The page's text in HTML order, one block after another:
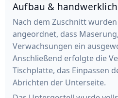
Aufbau &
Nach dem Zuschnitt
angeordnet, dass
Verwachsungen ein
Anschließend erfolgte die
Tischplatte, das Einpassen
Abrichten der Unterseite.